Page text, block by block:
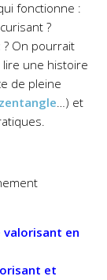
fonctionne :
?
? On pourrait
une histoire
de pleine
zentangle…) et
valorisant en
et